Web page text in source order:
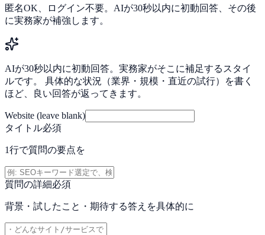
匿名OK、ログイン不要。AIが30秒以内に初動回答、その後
に実務家が補強します。
AIが30秒以内に初動回答。実務家がそこに補足するスタイ
ルです。 具体的な状況（業界・規模・直近の試行）を書く
ほど、良い回答が返ってきます。
Website (leave blank)
タイトル必須
1行で質問の要点を
質問の詳細必須
背景・試したこと・期待する答えを具体的に